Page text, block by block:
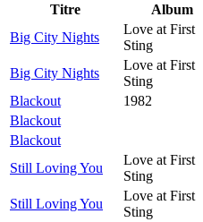
Titre Album
Big City Nights
Love at First
Sting
Big City Nights
Love at First
Sting
Blackout
1982
Blackout
Blackout
Still Loving You
Love at First
Sting
Still Loving You
Love at First
Sting